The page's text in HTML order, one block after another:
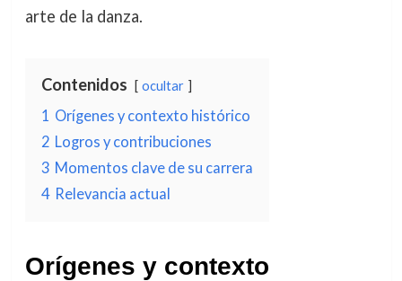
arte de la danza.
Contenidos ocultar
1 Orígenes y contexto histórico
2 Logros y contribuciones
3 Momentos clave de su carrera
4 Relevancia actual
Orígenes y contexto